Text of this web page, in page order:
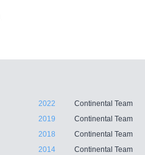
2022
Continental Team
2019
Continental Team
2018
Continental Team
2014 Continental Team